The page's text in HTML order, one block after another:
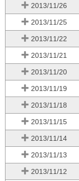
2013/11/26
2013/11/25
2013/11/22
2013/11/21
2013/11/20
2013/11/19
2013/11/18
2013/11/15
2013/11/14
2013/11/13
2013/11/12